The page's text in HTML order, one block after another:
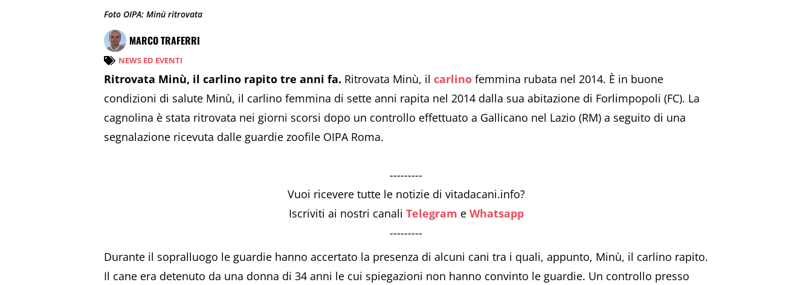
Foto OIPA: Minù ritrovata
MARCO TRAFERRI
NEWS ED EVENTI
Ritrovata Minù, il carlino rapito tre anni fa. Ritrovata Minù, il carlino femmina rubata nel 2014. È in buone
condizioni di salute Minù, il carlino femmina di sette anni rapita nel 2014 dalla sua abitazione di Forlimpopoli (FC). La
cagnolina è stata ritrovata nei giorni scorsi dopo un controllo effettuato a Gallicano nel Lazio (RM) a seguito di una
segnalazione ricevuta dalle guardie zoofile OIPA Roma.
---------
Vuoi ricevere tutte le notizie di vitadacani.info?
Iscriviti ai nostri canali Telegram e Whatsapp
---------
Durante il sopralluogo le guardie hanno accertato la presenza di alcuni cani tra i quali, appunto, Minù, il carlino rapito.
Il cane era detenuto da una donna di 34 anni le cui spiegazioni non hanno convinto le guardie. Un controllo presso